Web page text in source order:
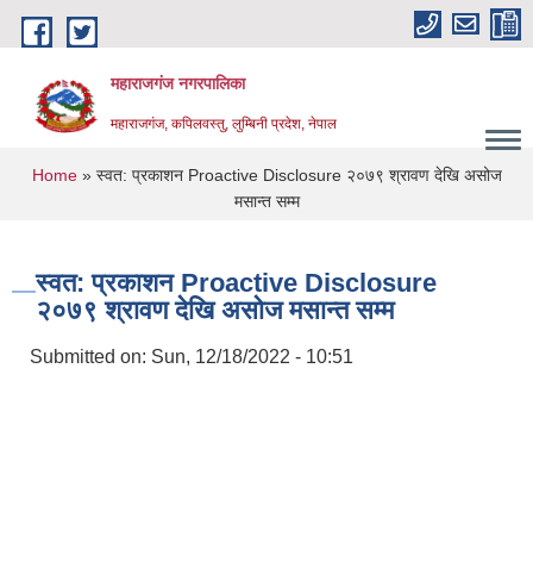
Skip to main content
महाराजगंज नगरपालिका
महाराजगंज, कपिलवस्तु, लुम्बिनी प्रदेश, नेपाल
You are here
Home» स्वत: प्रकाशन Proactive Disclosure २०७९ श्रावण देखि असोज
मसान्त सम्म
स्वत: प्रकाशन Proactive Disclosure
२०७९ श्रावण देखि असोज मसान्त सम्म
Submitted on: Sun, 12/18/2022 - 10:51